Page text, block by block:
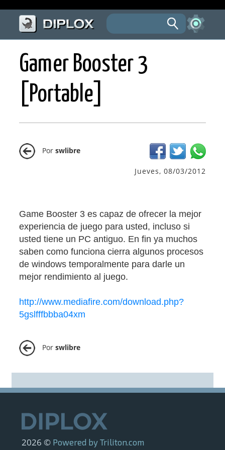
Gamer Booster 3
[Portable]
Porswlibre
Jueves, 08/03/2012
Game Booster 3 es capaz de ofrecer la mejor
experiencia de juego para usted, incluso si
usted tiene un PC antiguo. En fin ya muchos
saben como funciona cierra algunos procesos
de windows temporalmente para darle un
mejor rendimiento al juego.
http://www.mediafire.com/download.php?
5gslfffbbba04xm
Porswlibre
2026 © Powered by Triliton.com